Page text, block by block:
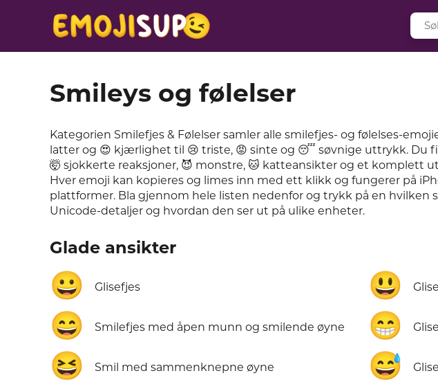
Smileys og følelser
Kategorien Smilefjes & Følelser samler alle smilefjes- og følelses-
latter og 😍 kjærlighet til 😢 triste, 😡 sinte og 😴 søvnige uttrykk. Du
🤯 sjokkerte reaksjoner, 😈 monstre, 🐱 katteansikter og et komplett
Hver emoji kan kopieres og limes inn med ett klikk og fungerer på
plattformer. Bla gjennom hele listen nedenfor og trykk på en hvilken
Unicode-detaljer og hvordan den ser ut på ulike enheter.
Glade ansikter
😀 Glisefjes 😃
😄 Smilefjes med åpen munn og smilende øyne 😁
😆 Smil med sammenknepne øyne 😅